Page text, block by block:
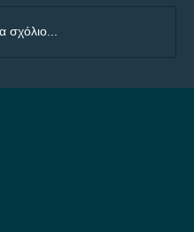
Ημέρας
σχόλιο...